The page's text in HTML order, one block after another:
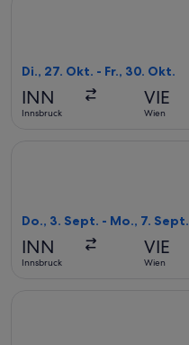
Di., 27. Okt. - Fr., 30. Okt.
INN
Innsbruck
VIE
Wien
Do., 3. Sept. - Mo., 7. Sept.
INN
Innsbruck
VIE
Wien